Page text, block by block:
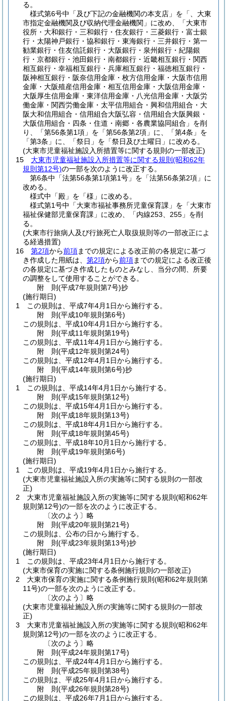
る。
様式第6号中「及び下記の金融機関の本支店」を「、大東
市指定金融機関及び収納代理金融機関」に改め、「大東市
役所・大和銀行・三和銀行・住友銀行・三菱銀行・富士銀
行・太陽神戸銀行・協和銀行・東海銀行・三井銀行・第一
勧業銀行・住友信託銀行・大阪銀行・泉州銀行・紀陽銀
行・京都銀行・池田銀行・南都銀行・近畿相互銀行・関西
相互銀行・幸福相互銀行・兵庫相互銀行・福徳相互銀行・
阪神相互銀行・阪奈信用金庫・枚方信用金庫・大阪市信用
金庫・大阪殖産信用金庫・相互信用金庫・大阪信用金庫・
大阪厚生信用金庫・東洋信用金庫・八光信用金庫・大阪労
働金庫・関西労働金庫・太平信用組合・興和信用組合・大
阪大和信用組合・信用組合大阪弘容・信用組合大阪興銀・
大阪信用組合・四条・住道・南郷・各農業協同組合」を削
り、「第56条第1項」を「第56条第2項」に、「第4条」を
「第3条」に、「祭日」を「祭日及び土曜日」に改める。
(大東市児童福祉施設入所措置等に関する規則の一部改正)
15
大東市児童福祉施設入所措置等に関する規則 (昭和62年
規則第12号)の一部を次のように改正する。
第6条中「法第56条第1項第1号」を「法第56条第2項」に
改める。
様式中「殿」を「様」に改める。
様式第1号中「大東市福祉事務所児童保育課」を「大東市
福祉保健部児童保育課」に改め、「内線253、255」を削
る。
(大東市行旅病人及び行旅死亡人取扱規則等の一部改正によ
る経過措置)
16
第2項から前項までの規定による改正前の各規定に基づ
き作成した用紙は、 第2項から前項までの規定による改正後
の各規定に基づき作成したものとみなし、当分の間、所要
の調整をして使用することができる。
附 則(平成7年規則第7号)抄
(施行期日)
1
この規則は、平成7年4月1日から施行する。
附 則(平成10年規則第6号)
この規則は、平成10年4月1日から施行する。
附 則(平成11年規則第19号)
この規則は、平成11年4月1日から施行する。
附 則(平成12年規則第24号)
この規則は、平成12年4月1日から施行する。
附 則(平成14年規則第6号)抄
(施行期日)
1
この規則は、平成14年4月1日から施行する。
附 則(平成15年規則第12号)
この規則は、平成15年4月1日から施行する。
附 則(平成18年規則第13号)
この規則は、平成18年4月1日から施行する。
附 則(平成18年規則第45号)
この規則は、平成18年10月1日から施行する。
附 則(平成19年規則第6号)
(施行期日)
1
この規則は、平成19年4月1日から施行する。
(大東市児童福祉施設入所の実施等に関する規則の一部改
正)
2
大東市児童福祉施設入所の実施等に関する規則 (昭和62年
規則第12号)の一部を次のように改正する。
〔次のよう〕略
附 則(平成20年規則第21号)
この規則は、公布の日から施行する。
附 則(平成23年規則第13号)抄
(施行期日)
1
この規則は、平成23年4月1日から施行する。
(大東市保育の実施に関する条例施行規則の一部改正)
2
大東市保育の実施に関する条例施行規則 (昭和62年規則第
11号)の一部を次のように改正する。
〔次のよう〕略
(大東市児童福祉施設入所の実施等に関する規則の一部改
正)
3
大東市児童福祉施設入所の実施等に関する規則 (昭和62年
規則第12号)の一部を次のように改正する。
〔次のよう〕略
附 則(平成24年規則第17号)
この規則は、平成24年4月1日から施行する。
附 則(平成25年規則第38号)
この規則は、平成25年4月1日から施行する。
附 則(平成26年規則第28号)
この規則は、平成26年7月1日から施行する。